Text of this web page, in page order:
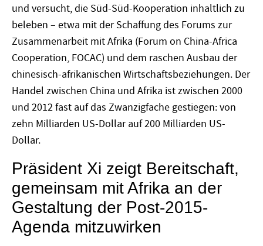
und versucht, die Süd-Süd-Kooperation inhaltlich zu
beleben – etwa mit der Schaffung des Forums zur
Zusammenarbeit mit Afrika (Forum on China-Africa
Cooperation, FOCAC) und dem raschen Ausbau der
chinesisch-afrikanischen Wirtschaftsbeziehungen. Der
Handel zwischen China und Afrika ist zwischen 2000
und 2012 fast auf das Zwanzigfache gestiegen: von
zehn Milliarden US-Dollar auf 200 Milliarden US-
Dollar.
Präsident Xi zeigt Bereitschaft,
gemeinsam mit Afrika an der
Gestaltung der Post-2015-
Agenda mitzuwirken